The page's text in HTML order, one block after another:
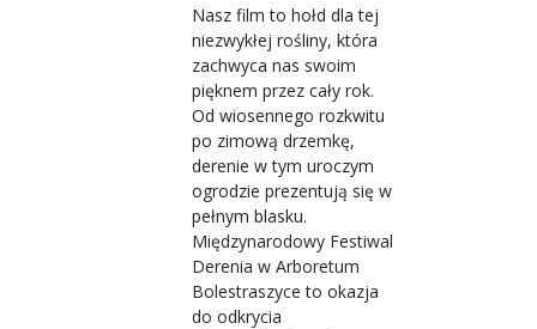
Nasz film to hołd dla tej
niezwykłej rośliny, która
zachwyca nas swoim
pięknem przez cały rok.
Od wiosennego rozkwitu
po zimową drzemkę,
derenie w tym uroczym
ogrodzie prezentują się w
pełnym blasku.
Międzynarodowy Festiwal
Derenia w Arboretum
Bolestraszyce to okazja
do odkrycia